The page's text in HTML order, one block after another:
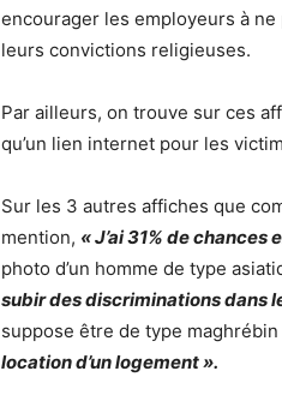
encourager les employeurs à
leurs convictions religieuses.
Par ailleurs, on trouve sur ces
qu’un lien internet pour les
Sur les 3 autres affiches que
mention, « J’ai 31% de chances
photo d’un homme de type
subir des discriminations dans
suppose être de type
location d’un logement ».